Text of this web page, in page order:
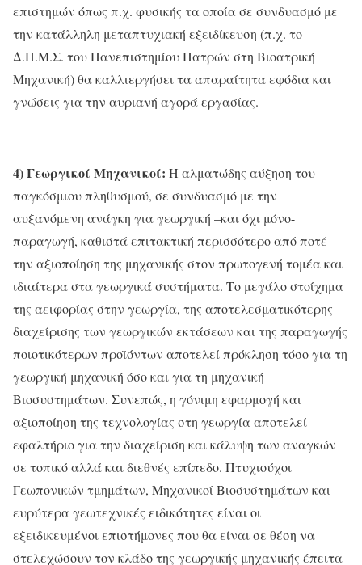
επιστημών όπως π.χ. φυσικής τα οποία σε συνδυασμό με
την κατάλληλη μεταπτυχιακή εξειδίκευση (π.χ. το
Δ.Π.Μ.Σ. του Πανεπιστημίου Πατρών στη Βιοατρική
Μηχανική) θα καλλιεργήσει τα απαραίτητα εφόδια και
γνώσεις για την αυριανή αγορά εργασίας.
4) Γεωργικοί Μηχανικοί: Η αλματώδης αύξηση του
παγκόσμιου πληθυσμού, σε συνδυασμό με την
αυξανόμενη ανάγκη για γεωργική –και όχι μόνο-
παραγωγή, καθιστά επιτακτική περισσότερο από ποτέ
την αξιοποίηση της μηχανικής στον πρωτογενή τομέα και
ιδιαίτερα στα γεωργικά συστήματα. Το μεγάλο στοίχημα
της αειφορίας στην γεωργία, της αποτελεσματικότερης
διαχείρισης των γεωργικών εκτάσεων και της παραγωγής
ποιοτικότερων προϊόντων αποτελεί πρόκληση τόσο για τη
γεωργική μηχανική όσο και για τη μηχανική
Βιοσυστημάτων. Συνεπώς, η γόνιμη εφαρμογή και
αξιοποίηση της τεχνολογίας στη γεωργία αποτελεί
εφαλτήριο για την διαχείριση και κάλυψη των αναγκών
σε τοπικό αλλά και διεθνές επίπεδο. Πτυχιούχοι
Γεωπονικών τμημάτων, Μηχανικοί Βιοσυστημάτων και
ευρύτερα γεωτεχνικές ειδικότητες είναι οι
εξειδικευμένοι επιστήμονες που θα είναι σε θέση να
στελεχώσουν τον κλάδο της γεωργικής μηχανικής έπειτα